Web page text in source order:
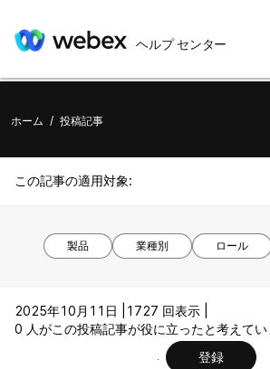
ヘルプ センター
ホーム / 投稿記事
この記事の適用対象:
製品 業種別 ロール
2025年10月11日 |
1727 回表示 |
0 人がこの投稿記事が役に立ったと考えてい
登録